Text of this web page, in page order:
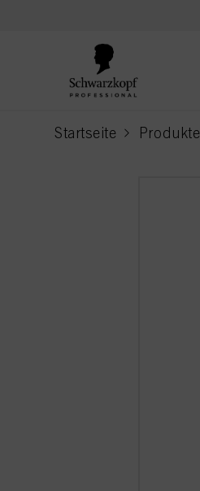
Startseite Produkte